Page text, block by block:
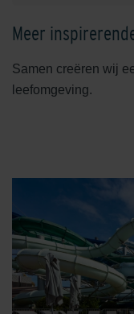
Meer
Samen creëren wij
leefomgeving.